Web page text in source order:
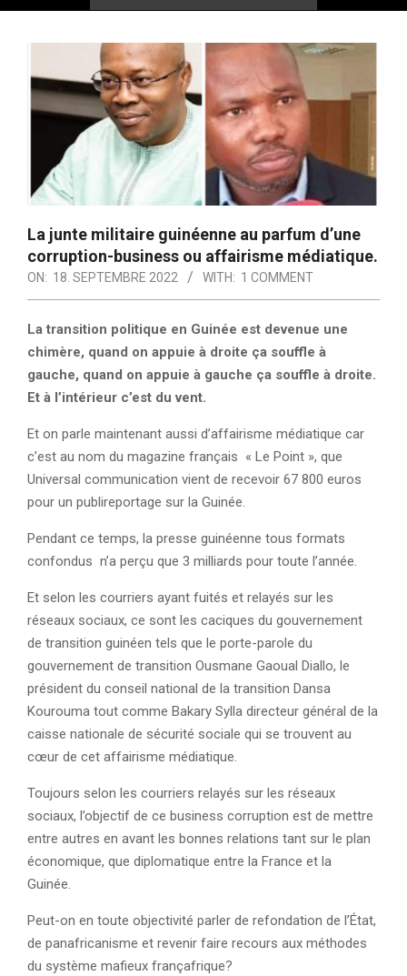
La junte militaire guinéenne au parfum d’une
corruption-business ou affairisme médiatique.
ON: 18. SEPTEMBRE 2022 WITH: 1 COMMENT
La transition politique en Guinée est devenue une
chimère, quand on appuie à droite ça souffle à
gauche, quand on appuie à gauche ça souffle à droite.
Et à l’intérieur c’est du vent.
Et on parle maintenant aussi d’affairisme médiatique car
c’est au nom du magazine français « Le Point », que
Universal communication vient de recevoir 67 800 euros
pour un publireportage sur la Guinée.
Pendant ce temps, la presse guinéenne tous formats
confondus n’a perçu que 3 milliards pour toute l’année.
Et selon les courriers ayant fuités et relayés sur les
réseaux sociaux, ce sont les caciques du gouvernement
de transition guinéen tels que le porte-parole du
gouvernement de transition Ousmane Gaoual Diallo, le
président du conseil national de la transition Dansa
Kourouma tout comme Bakary Sylla directeur général de la
caisse nationale de sécurité sociale qui se trouvent au
cœur de cet affairisme médiatique.
Toujours selon les courriers relayés sur les réseaux
sociaux, l’objectif de ce business corruption est de mettre
entre autres en avant les bonnes relations tant sur le plan
économique, que diplomatique entre la France et la
Guinée.
Peut-on en toute objectivité parler de refondation de l’État,
de panafricanisme et revenir faire recours aux méthodes
du système mafieux françafrique?